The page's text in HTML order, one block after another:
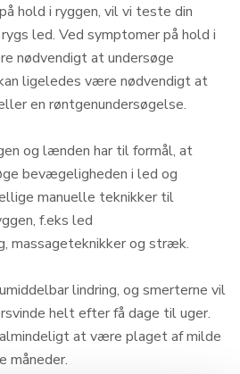
hold i ryggen, vil vi teste din
led. Ved symptomer på hold i
nødvendigt at undersøge
ligeledes være nødvendigt at
en røntgenundersøgelse.
og lænden har til formål, at
bevægeligheden i led og
manuelle teknikker til
f.eks led
massageteknikker og stræk.
lindring, og smerterne vil
helt efter få dage til uger.
at være plaget af milde
måneder.